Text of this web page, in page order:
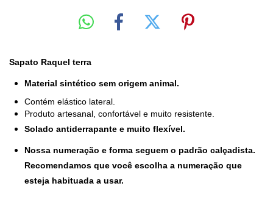
Sapato Raquel terra
Material sintético sem origem animal.
Contém elástico lateral.
Produto artesanal, confortável e muito resistente.
Solado antiderrapante e muito flexível.
Nossa numeração e forma seguem o padrão calçadista.
Recomendamos que você escolha a numeração que
esteja habituada a usar.